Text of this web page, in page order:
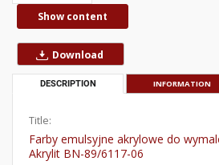
Show content
Download
DESCRIPTION INFORMATION
Title:
Farby emulsyjne akrylowe do
Akrylit BN-89/6117-06